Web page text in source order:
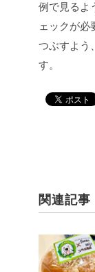
例で見るよ
ェックが必
つぶすよう
す。
関連記事